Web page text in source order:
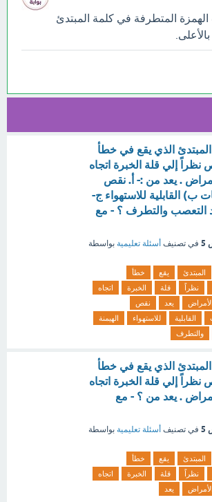
المتطرفة في كلمة المبتدئ
الذي يقع في خطأ
نظراً إلي قلة الخبرة اتجاه
. يعد من :- أ. نقص
ب) القابلية للاستهواء ج-
د التعصب والتطرف ؟ - مع
في تصنيف أسئلة تعليمية بواسطة
المبتدئ يقع
خطأ
نظراً قلة الخبرة
اتجاه
الأمراض يعد
نقص
القابلية للاستهواء
الهيمنة
والتطرف
الذي يقع في خطأ
نظراً إلي قلة الخبرة اتجاه
. يعد من ؟ - مع
في تصنيف أسئلة تعليمية بواسطة
المبتدئ يقع
خطأ
نظراً قلة الخبرة
اتجاه
الأمراض يعد